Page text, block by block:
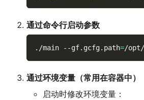
通过命令行启动参数
./main --gf.gcfg.path=/
通过环境变量（常用在容器中）
启动时修改环境变量：